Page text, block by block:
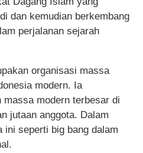
dan kemudian berkembang
perjalanan sejarah
organisasi massa
modern. Ia
modern terbesar di
jutaan anggota. Dalam
ini seperti big bang dalam